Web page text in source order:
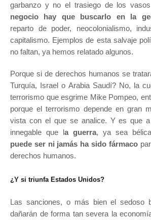
garbanzo y no el trasiego de los
negocio hay que buscarlo en la
reparto de poder, neocolonialismo,
capitalismo. Ejemplos de esta salvaje
no faltan, ya hemos relatado algunos.
Porque si de derechos humanos se
Turquía, Israel o Arabia Saudí? No, la
terrorismo que esgrime Mike Pompeo,
porque el terrorismo depende en gran
vista con el que se analice. Y es que
innegable que la guerra, ya sea
puede ser ni jamás ha sido fármaco
derechos humanos.
¿Y si triunfa Estados Unidos?
Las sanciones, o más bien el sedoso
dañarán de forma tan severa la